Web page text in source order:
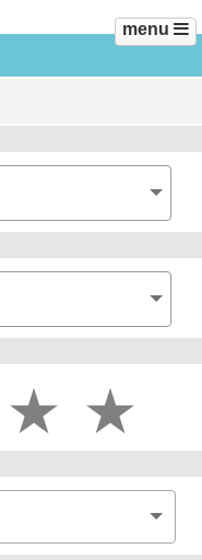
menu
★
★